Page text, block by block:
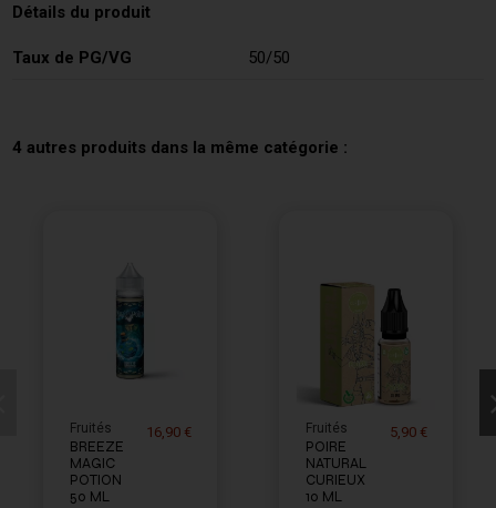
Détails du produit
Taux de PG/VG 50/50
4 autres produits dans la même catégorie :
Fruités
BREEZE
MAGIC
POTION
50 ML
16,90 € Fruités
POIRE
NATURAL
CURIEUX
10 ML
5,90 €